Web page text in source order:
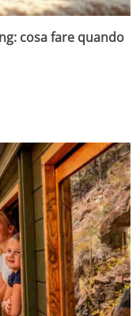
cosa fare quando